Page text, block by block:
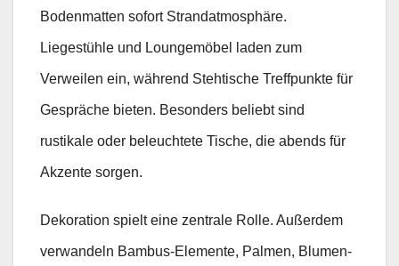
Bodenmatten sofort Strandatmosphäre.
Liegestühle und Loungemöbel laden zum
Verweilen ein, während Stehtische Treffpunkte für
Gespräche bieten. Besonders beliebt sind
rustikale oder beleuchtete Tische, die abends für
Akzente sorgen.
Dekoration spielt eine zentrale Rolle. Außerdem
verwandeln Bambus-Elemente, Palmen, Blumen-